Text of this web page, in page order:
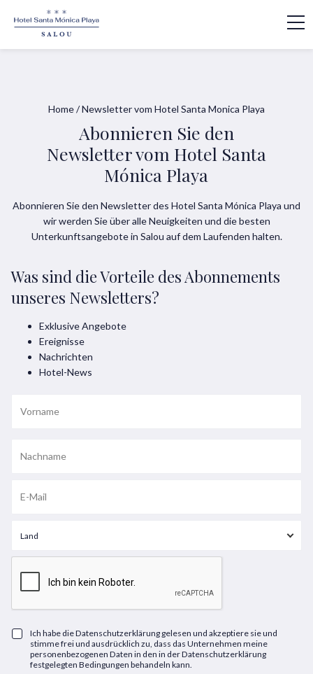
Home/Newsletter vom Hotel Santa Monica Playa
Abonnieren Sie den
Newsletter vom Hotel Santa
Mónica Playa
Abonnieren Sie den Newsletter des Hotel Santa Mónica Playa und
wir werden Sie über alle Neuigkeiten und die besten
Unterkunftsangebote in Salou auf dem Laufenden halten.
Was sind die Vorteile des Abonnements
unseres Newsletters?
Exklusive Angebote
Ereignisse
Nachrichten
Hotel-News
Land
Ich habe die Datenschutzerklärung gelesen und akzeptiere sie und
stimme frei und ausdrücklich zu, dass das Unternehmen meine
personenbezogenen Daten in den in der Datenschutzerklärung
festgelegten Bedingungen behandeln kann.